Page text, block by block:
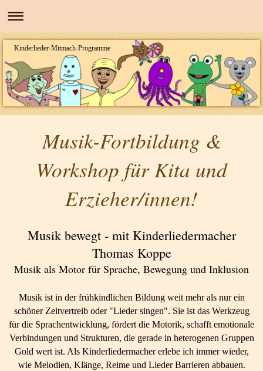
Kinderlieder-Mitmach-Programme
Musik-Fortbildung &
Workshop für Kita und
Erzieher/innen!
Musik bewegt - mit Kinderliedermacher
Thomas Koppe
Musik als Motor für Sprache, Bewegung und Inklusion
Musik ist in der frühkindlichen Bildung weit mehr als nur ein
schöner Zeitvertreib oder "Lieder singen". Sie ist das Werkzeug
für die Sprachentwicklung, fördert die Motorik, schafft emotionale
Verbindungen und Strukturen, die gerade in heterogenen Gruppen
Gold wert ist. Als Kinderliedermacher erlebe ich immer wieder,
wie Melodien, Klänge, Reime und Lieder Barrieren abbauen.